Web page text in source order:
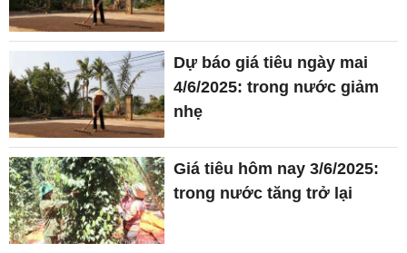
Dự báo giá tiêu ngày mai
4/6/2025: trong nước giảm
nhẹ
Giá tiêu hôm nay 3/6/2025:
trong nước tăng trở lại